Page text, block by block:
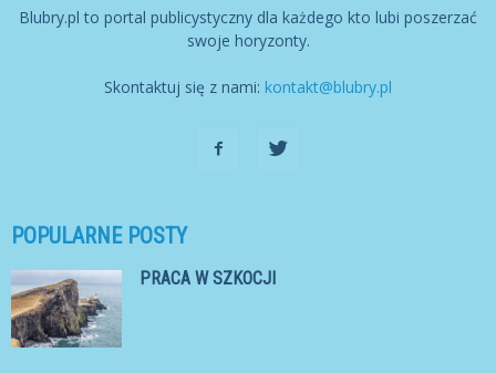
Blubry.pl to portal publicystyczny dla każdego kto lubi poszerzać
swoje horyzonty.
Skontaktuj się z nami: kontakt@blubry.pl
POPULARNE POSTY
PRACA W SZKOCJI